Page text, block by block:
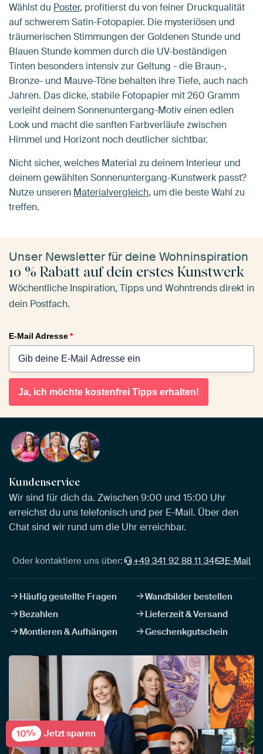
Wählst du Poster, profitierst du von feiner Druckqualität
auf schwerem Satin-Fotopapier. Die mysteriösen und
träumerischen Stimmungen der Goldenen Stunde und
Blauen Stunde kommen durch die UV-beständigen
Tinten besonders intensiv zur Geltung - die Braun-,
Bronze- und Mauve-Töne behalten ihre Tiefe, auch nach
Jahren. Das dicke, stabile Fotopapier mit 260 Gramm
verleiht deinem Sonnenuntergang-Motiv einen edlen
Look und macht die sanften Farbverläufe zwischen
Himmel und Horizont noch deutlicher sichtbar.
Nicht sicher, welches Material zu deinem Interieur und
deinem gewählten Sonnenuntergang-Kunstwerk passt?
Nutze unseren Materialvergleich, um die beste Wahl zu
treffen.
Unser Newsletter für deine Wohninspiration
10 % Rabatt auf dein erstes Kunstwerk
Wöchentliche Inspiration, Tipps und Wohntrends direkt in
dein Postfach.
E-Mail Adresse*
Ja, ich möchte kostenfrei Tipps erhalten!
Kundenservice
Wir sind für dich da. Zwischen 9:00 und 15:00 Uhr
erreichst du uns telefonisch und per E-Mail. Über den
Chat sind wir rund um die Uhr erreichbar.
Oder kontaktiere uns über: +49 341 92 88 11 34 E-Mail
Häufig gestellte Fragen
Wandbilder bestellen
Bezahlen
Lieferzeit & Versand
Montieren & Aufhängen
Geschenkgutschein
10% Jetzt sparen